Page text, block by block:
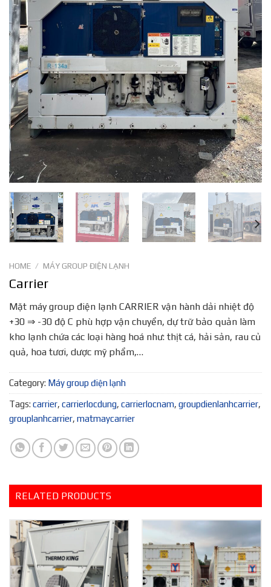
HOME / MÁY GROUP ĐIỆN LẠNH
Carrier
Mặt máy group điện lạnh CARRIER vận hành dải nhiệt độ
+30 ⇒ -30 độ C phù hợp vận chuyển, dự trữ bảo quản làm
kho lạnh chứa các loại hàng hoá như: thịt cá, hải sản, rau củ
quả, hoa tươi, dược mỹ phẩm,…
Category: Máy group điện lạnh
Tags: carrier, carrierlocdung, carrierlocnam, groupdienlanhcarrier,
grouplanhcarrier, matmaycarrier
RELATED PRODUCTS